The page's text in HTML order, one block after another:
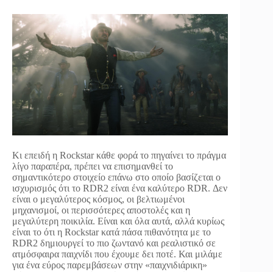
Κι επειδή η Rockstar κάθε φορά το πηγαίνει το πράγμα
λίγο παραπέρα, πρέπει να επισημανθεί το
σημαντικότερο στοιχείο επάνω στο οποίο βασίζεται ο
ισχυρισμός ότι το RDR2 είναι ένα καλύτερο RDR. Δεν
είναι ο μεγαλύτερος κόσμος, οι βελτιωμένοι
μηχανισμοί, οι περισσότερες αποστολές και η
μεγαλύτερη ποικιλία. Είναι και όλα αυτά, αλλά κυρίως
είναι το ότι η Rockstar κατά πάσα πιθανότητα με το
RDR2 δημιουργεί το πιο ζωντανό και ρεαλιστικό σε
ατμόσφαιρα παιχνίδι που έχουμε δει ποτέ. Και μιλάμε
για ένα εύρος παρεμβάσεων στην «παιχνιδιάρικη»